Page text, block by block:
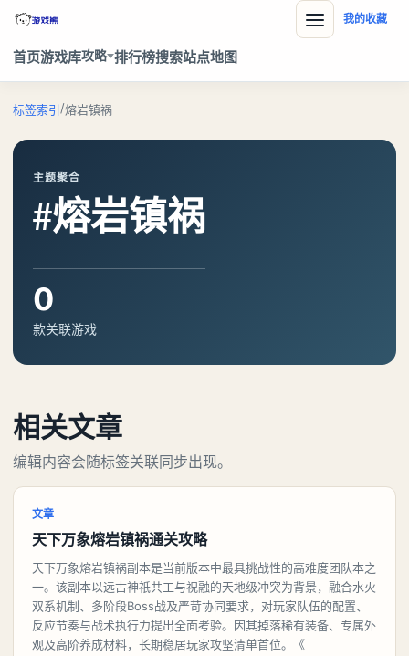
首页游戏库攻略 排行榜搜索站点地图
我的收藏
标签索引/熔岩镇祸
主题聚合
#熔岩镇祸
0
款关联游戏
相关文章
编辑内容会随标签关联同步出现。
文章
天下万象熔岩镇祸通关攻略
天下万象熔岩镇祸副本是当前版本中最具挑战性的高难度团队本之
一。该副本以远古神祇共工与祝融的天地级冲突为背景，融合水火
双系机制、多阶段Boss战及严苛协同要求，对玩家队伍的配置、
反应节奏与战术执行力提出全面考验。因其掉落稀有装备、专属外
观及高阶养成材料，长期稳居玩家攻坚清单首位。《